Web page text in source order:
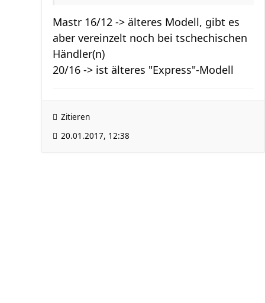
Mastr 16/12 -> älteres Modell, gibt es
aber vereinzelt noch bei tschechischen
Händler(n)
20/16 -> ist älteres "Express"-Modell
Zitieren
20.01.2017, 12:38